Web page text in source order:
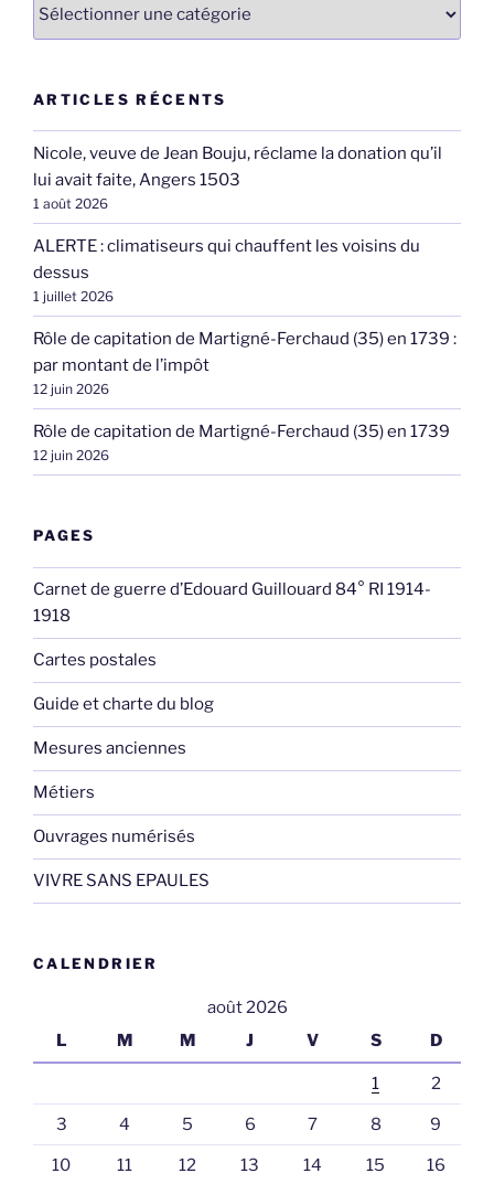
ARTICLES RÉCENTS
Nicole, veuve de Jean Bouju, réclame la donation qu’il
lui avait faite, Angers 1503
1 août 2026
ALERTE : climatiseurs qui chauffent les voisins du
dessus
1 juillet 2026
Rôle de capitation de Martigné-Ferchaud (35) en 1739 :
par montant de l’impôt
12 juin 2026
Rôle de capitation de Martigné-Ferchaud (35) en 1739
12 juin 2026
PAGES
Carnet de guerre d’Edouard Guillouard 84° RI 1914-
1918
Cartes postales
Guide et charte du blog
Mesures anciennes
Métiers
Ouvrages numérisés
VIVRE SANS EPAULES
CALENDRIER
août 2026
L
M M J V S D
1 2
3 4 5 6 7 8 9
10 11 12 13 14 15 16